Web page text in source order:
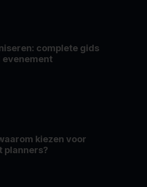
complete gids
evenement
kiezen voor
planners?